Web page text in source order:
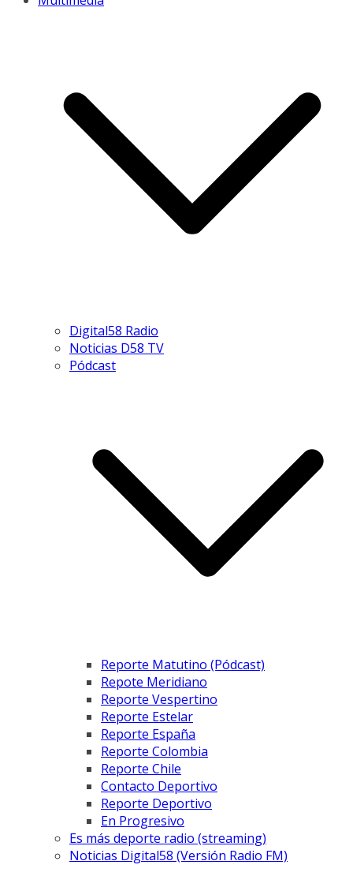
Digital58 Radio
Noticias D58 TV
Pódcast
Reporte Matutino (Pódcast)
Repote Meridiano
Reporte Vespertino
Reporte Estelar
Reporte España
Reporte Colombia
Reporte Chile
Contacto Deportivo
Reporte Deportivo
En Progresivo
Es más deporte radio (streaming)
Noticias Digital58 (Versión Radio FM)